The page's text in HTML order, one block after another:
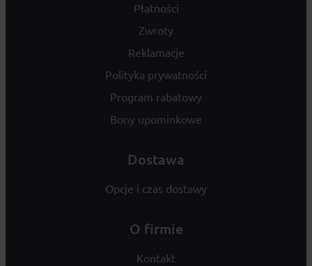
Płatności
Zwroty
Reklamacje
Polityka prywatności
Program rabatowy
Bony upominkowe
Dostawa
Opcje i czas dostawy
O firmie
Kontakt